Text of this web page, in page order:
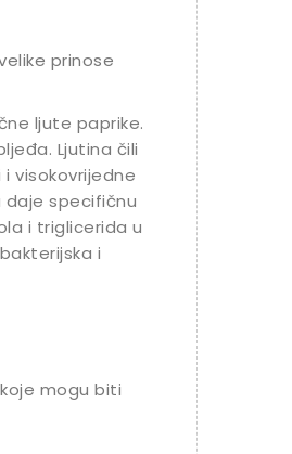
prinose
ljute paprike.
Ljutina čili
visokovrijedne
daje specifičnu
i triglicerida u
i
mogu biti